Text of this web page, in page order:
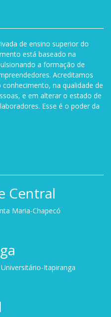
de ensino superior do
está baseado na
a formação de
Acreditamos
na qualidade de
e em alterar o estado de
Esse é o poder da
Central
Maria-Chapecó
Itapiranga